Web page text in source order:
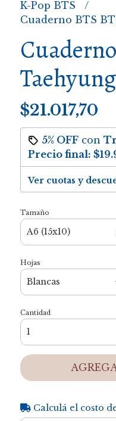
K-Pop BTS
Cuaderno BTS
$21.017,70
5% OFFcon
Precio final:
Ver cuotas y
Tamaño
Hojas
Cantidad
Calculá el costo